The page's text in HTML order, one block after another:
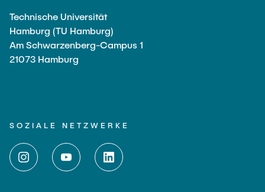
Technische Universität
Hamburg (TU Hamburg)
Am Schwarzenberg-Campus 1
21073 Hamburg
SOZIALE NETZWERKE